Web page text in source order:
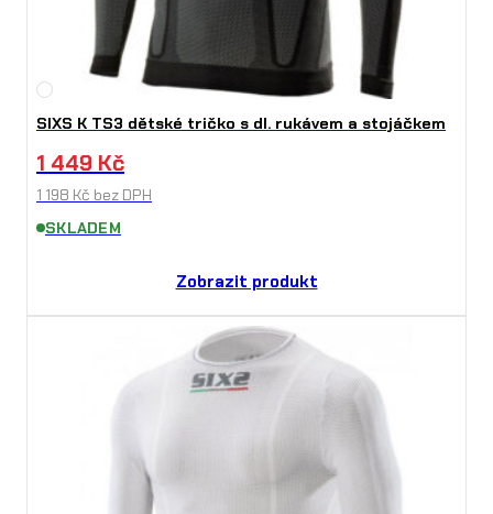
SIXS K TS3 dětské tričko s dl. rukávem a stojáčkem
1 449 Kč
1 198 Kč bez DPH
SKLADEM
Zobrazit produkt